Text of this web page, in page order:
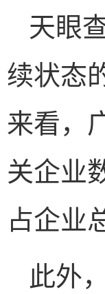
天眼
续状态
来看，
关企业
占企业
此外